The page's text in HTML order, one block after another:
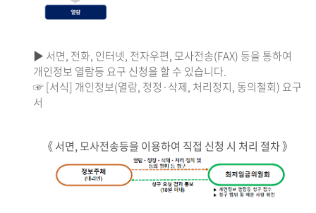
▶ 서면, 전화, 인터넷, 전자우편, 모사전송(FAX) 등을 통하여
개인정보 열람등 요구 신청을 할 수 있습니다.
☞ [서식] 개인정보(열람, 정정·삭제, 처리정지, 동의철회) 요구
서
《 서면, 모사전송등을 이용하여 직접 신청 시 처리 절차 》